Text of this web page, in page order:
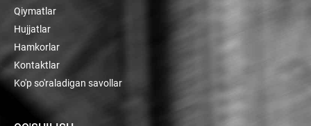
Qiymatlar
Hujjatlar
Hamkorlar
Kontaktlar
Ko'p so'raladigan savollar